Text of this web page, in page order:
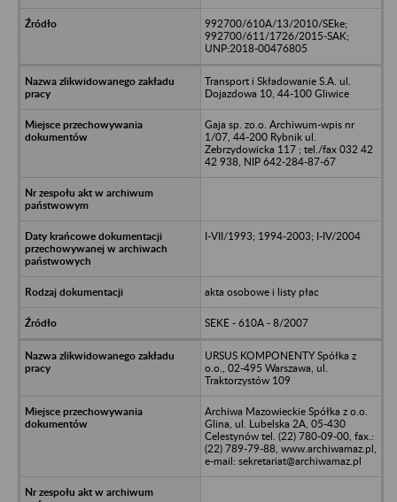
992700/610A/13/2010/SEke;
992700/611/1726/2015-SAK;
UNP:2018-00476805
Transport i Składowanie S.A. ul.
Dojazdowa 10, 44-100 Gliwice
Gaja sp. zo.o. Archiwum-wpis nr
1/07, 44-200 Rybnik ul.
Zebrzydowicka 117 ; tel./fax 032 42
42 938, NIP 642-284-87-67
I-VII/1993; 1994-2003; I-IV/2004
akta osobowe i listy płac
SEKE - 610A - 8/2007
URSUS KOMPONENTY Spółka z
o.o., 02-495 Warszawa, ul.
Traktorzystów 109
Archiwa Mazowieckie Spółka z o.o.
Glina, ul. Lubelska 2A, 05-430
Celestynów tel. (22) 780-09-00, fax.:
(22) 789-79-88, www.archiwamaz.pl,
e-mail: sekretariat@archiwamaz.pl